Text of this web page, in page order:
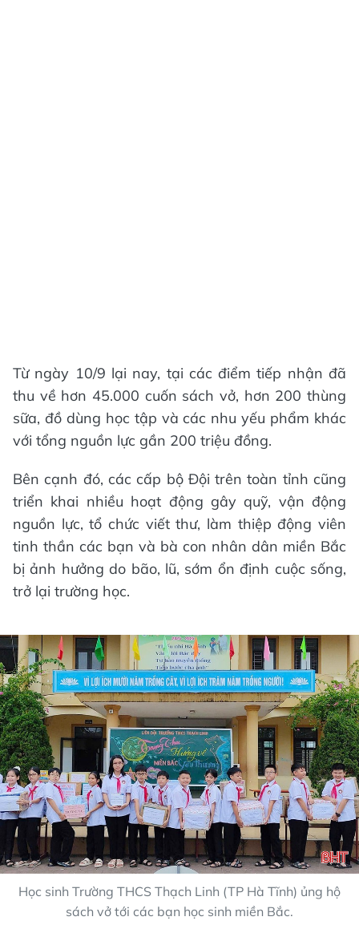
Từ ngày 10/9 lại nay, tại các điểm tiếp nhận đã
thu về hơn 45.000 cuốn sách vở, hơn 200 thùng
sữa, đồ dùng học tập và các nhu yếu phẩm khác
với tổng nguồn lực gần 200 triệu đồng.
Bên cạnh đó, các cấp bộ Đội trên toàn tỉnh cũng
triển khai nhiều hoạt động gây quỹ, vận động
nguồn lực, tổ chức viết thư, làm thiệp động viên
tinh thần các bạn và bà con nhân dân miền Bắc
bị ảnh hưởng do bão, lũ, sớm ổn định cuộc sống,
trở lại trường học.
Học sinh Trường THCS Thạch Linh (TP Hà Tĩnh) ủng hộ
sách vở tới các bạn học sinh miền Bắc.